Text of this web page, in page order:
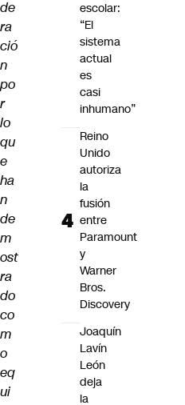
de
ra
ció
n
po
r
lo
qu
e
ha
n
de
m
ost
ra
do
co
m
o
eq
ui
escolar:
“El
sistema
actual
es
casi
inhumano”
Reino
Unido
autoriza
la
fusión
entre
Paramount
y
Warner
Bros.
Discovery
Joaquín
Lavín
León
deja
la